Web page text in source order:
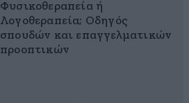
Φυσικοθεραπεία ή
Λογοθεραπεία; Οδηγός
σπουδών και επαγγελματικών
προοπτικών